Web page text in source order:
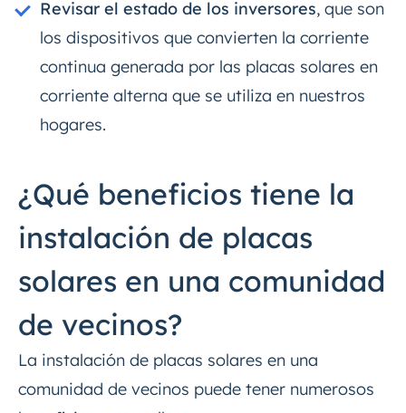
Revisar el estado de los inversores, que son
los dispositivos que convierten la corriente
continua generada por las placas solares en
corriente alterna que se utiliza en nuestros
hogares.
¿Qué beneficios tiene la
instalación de placas
solares en una comunidad
de vecinos?
La instalación de placas solares en una
comunidad de vecinos puede tener numerosos